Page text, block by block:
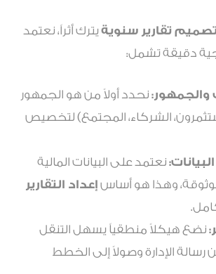
تقارير سنوية يترك أثراً، نعتمد
دقيقة تشمل:
والجمهور: نحدد أولاً من هو الجمهور
الشركاء، المجتمع) لتخصيص
نعتمد على البيانات المالية
وهذا هو أساس إعداد التقارير
نضع هيكلاً منطقياً يسهل التنقل
رسالة الإدارة وصولاً إلى الخطط